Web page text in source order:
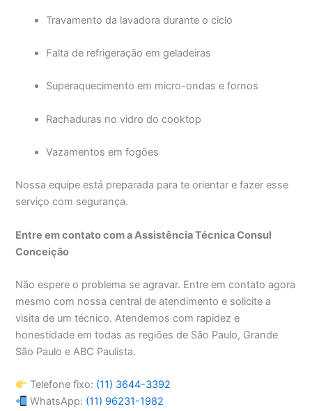
Travamento da lavadora durante o ciclo
Falta de refrigeração em geladeiras
Superaquecimento em micro-ondas e fornos
Rachaduras no vidro do cooktop
Vazamentos em fogões
Nossa equipe está preparada para te orientar e fazer esse
serviço com segurança.
Entre em contato com a Assistência Técnica Consul
Conceição
Não espere o problema se agravar. Entre em contato agora
mesmo com nossa central de atendimento e solicite a
visita de um técnico. Atendemos com rapidez e
honestidade em todas as regiões de São Paulo, Grande
São Paulo e ABC Paulista.
Telefone fixo: (11) 3644-3392
WhatsApp: (11) 96231-1982